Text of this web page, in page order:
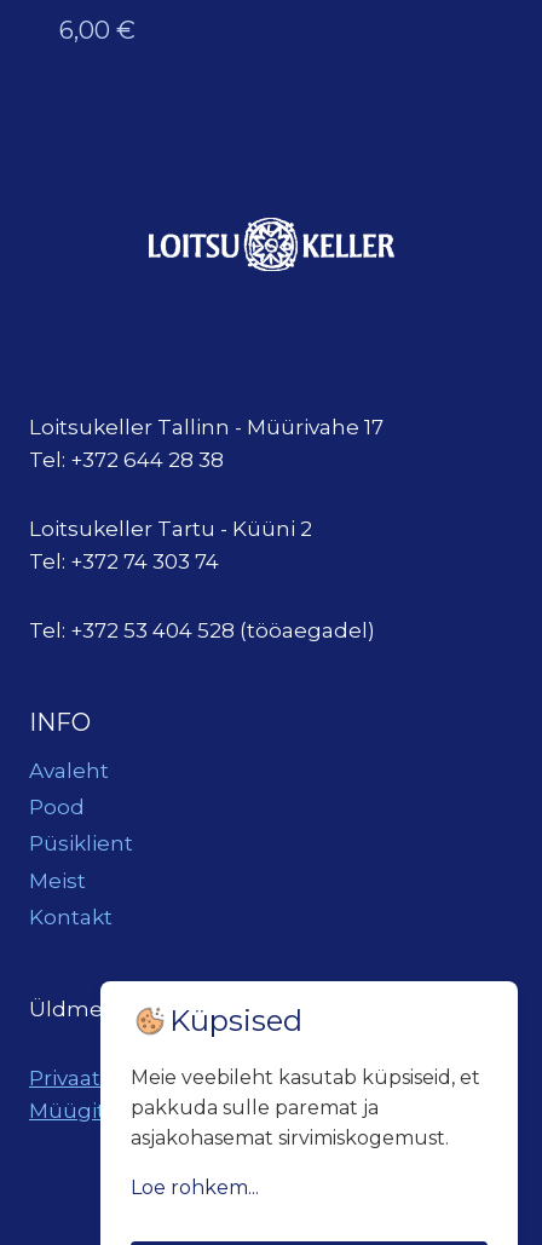
6,00 €
Loitsukeller Tallinn - Müürivahe 17
Tel: +372 644 28 38
Loitsukeller Tartu - Küüni 2
Tel: +372 74 303 74
Tel: +372 53 404 528 (tööaegadel)
INFO
Avaleht
Pood
Püsiklient
Meist
Kontakt
Üldmeil: loits@loitsukeller.ee
Privaatsuspoliitika
Müügitingimused
Küpsised
Meie veebileht kasutab küpsiseid, et
pakkuda sulle paremat ja
asjakohasemat sirvimiskogemust.
Loe rohkem...